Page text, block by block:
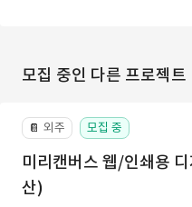
모집 중인 다른 프로젝트
📔 외주 모집 중
미리캔버스 웹/인쇄용
산)